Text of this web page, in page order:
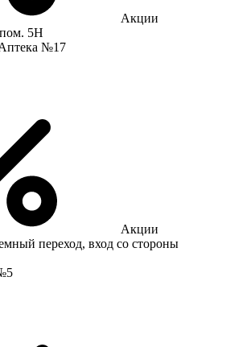
Акции
5Н
№17
Акции
переход, вход со стороны